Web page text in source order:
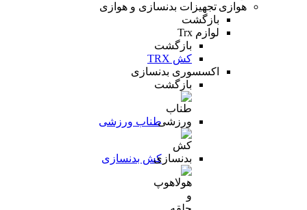
تجهیزات بدنسازی و هوازی
بازگشت
لوازم Trx
بازگشت
کش TRX
اکسسوری بدنسازی
بازگشت
طناب ورزشی
کش بدنسازی